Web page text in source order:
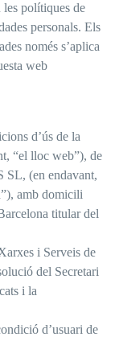
polítiques de
personals. Els
només s’aplica
web
d’ús de la
“el lloc web”), de
SL, (en endavant,
amb domicili
titular del
i Serveis de
del Secretari
i la
d’usuari de